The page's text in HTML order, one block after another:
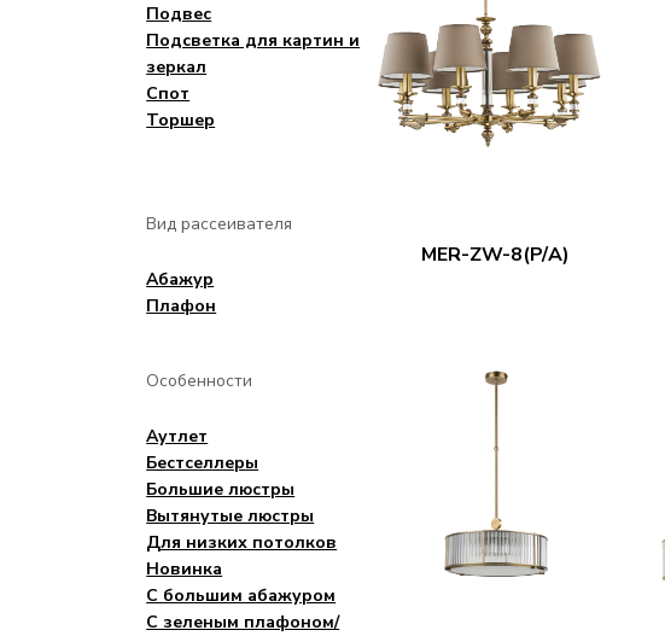
Подвес
Подсветка для картин и
зеркал
Спот
Торшер
Вид рассеивателя
Aбажур
Плафон
Особенности
Аутлет
Бестселлеры
Большие люстры
Вытянутые люстры
Для низких потолков
Новинка
С большим абажуром
С зеленым плафоном/
MER-ZW-8(P/A)